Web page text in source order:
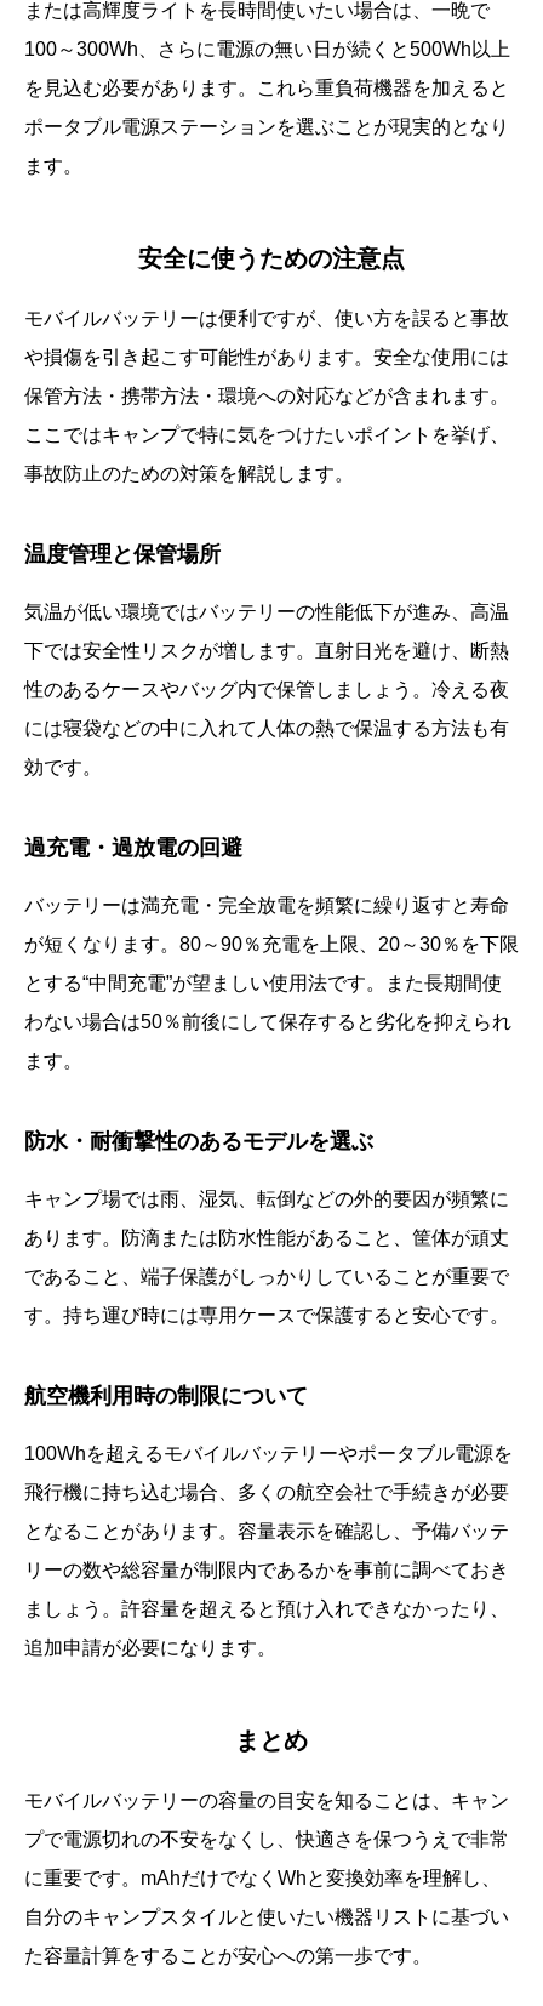
または高輝度ライトを長時間使いたい場合は、一晩で
100～300Wh、さらに電源の無い日が続くと500Wh以上
を見込む必要があります。これら重負荷機器を加えると
ポータブル電源ステーションを選ぶことが現実的となり
ます。
安全に使うための注意点
モバイルバッテリーは便利ですが、使い方を誤ると事故
や損傷を引き起こす可能性があります。安全な使用には
保管方法・携帯方法・環境への対応などが含まれます。
ここではキャンプで特に気をつけたいポイントを挙げ、
事故防止のための対策を解説します。
温度管理と保管場所
気温が低い環境ではバッテリーの性能低下が進み、高温
下では安全性リスクが増します。直射日光を避け、断熱
性のあるケースやバッグ内で保管しましょう。冷える夜
には寝袋などの中に入れて人体の熱で保温する方法も有
効です。
過充電・過放電の回避
バッテリーは満充電・完全放電を頻繁に繰り返すと寿命
が短くなります。80～90％充電を上限、20～30％を下限
とする“中間充電”が望ましい使用法です。また長期間使
わない場合は50％前後にして保存すると劣化を抑えられ
ます。
防水・耐衝撃性のあるモデルを選ぶ
キャンプ場では雨、湿気、転倒などの外的要因が頻繁に
あります。防滴または防水性能があること、筐体が頑丈
であること、端子保護がしっかりしていることが重要で
す。持ち運び時には専用ケースで保護すると安心です。
航空機利用時の制限について
100Whを超えるモバイルバッテリーやポータブル電源を
飛行機に持ち込む場合、多くの航空会社で手続きが必要
となることがあります。容量表示を確認し、予備バッテ
リーの数や総容量が制限内であるかを事前に調べておき
ましょう。許容量を超えると預け入れできなかったり、
追加申請が必要になります。
まとめ
モバイルバッテリーの容量の目安を知ることは、キャン
プで電源切れの不安をなくし、快適さを保つうえで非常
に重要です。mAhだけでなくWhと変換効率を理解し、
自分のキャンプスタイルと使いたい機器リストに基づい
た容量計算をすることが安心への第一歩です。